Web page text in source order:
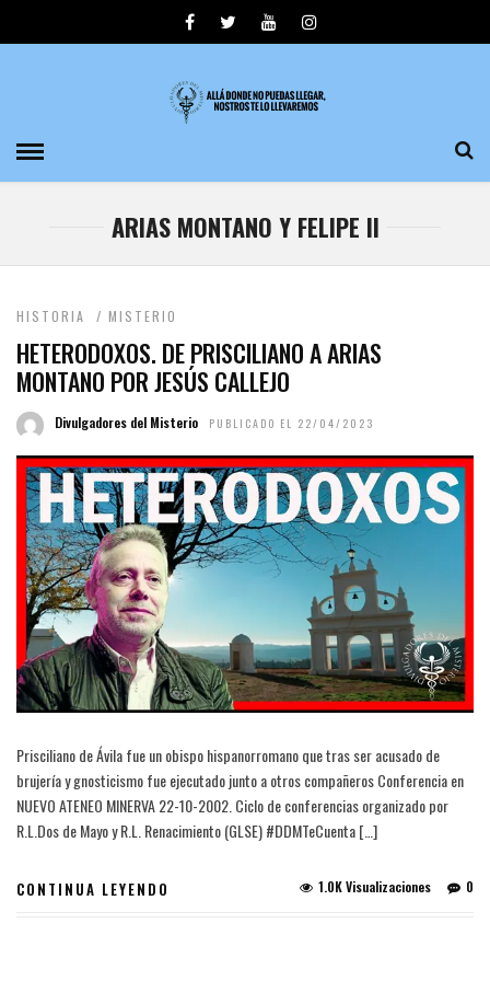
ARIAS MONTANO Y FELIPE II
HISTORIA / MISTERIO
HETERODOXOS. DE PRISCILIANO A ARIAS
MONTANO POR JESÚS CALLEJO
Divulgadores del Misterio PUBLICADO EL 22/04/2023
Prisciliano de Ávila fue un obispo hispanorromano que tras ser acusado de
brujería y gnosticismo​ fue ejecutado junto a otros compañeros Conferencia en
NUEVO ATENEO MINERVA 22-10-2002. Ciclo de conferencias organizado por
R.L.Dos de Mayo y R.L. Renacimiento (GLSE) #DDMTeCuenta […]
CONTINUA LEYENDO 0
1.0K Visualizaciones